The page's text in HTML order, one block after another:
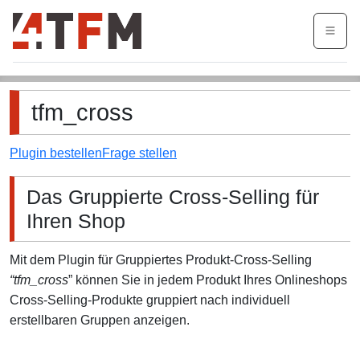
Login
tfm_cross
Plugin bestellenFrage stellen
Das Gruppierte Cross-Selling für
Ihren Shop
Mit dem Plugin für Gruppiertes Produkt-Cross-Selling
“tfm_cross” können Sie in jedem Produkt Ihres Onlineshops
Cross-Selling-Produkte gruppiert nach individuell
erstellbaren Gruppen anzeigen.